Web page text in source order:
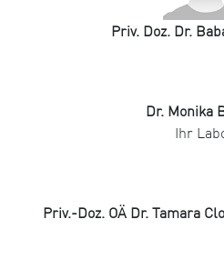
Priv. Doz. Dr.
Dr. Monika
Ihr
Priv.-Doz. OÄ Dr. Tamara